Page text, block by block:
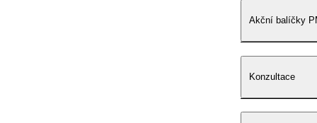
Akční balíčky
Konzultace